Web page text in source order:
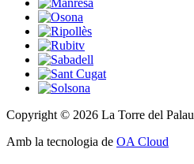
Copyright © 2026 La Torre del Palau
Amb la tecnologia de OA Cloud